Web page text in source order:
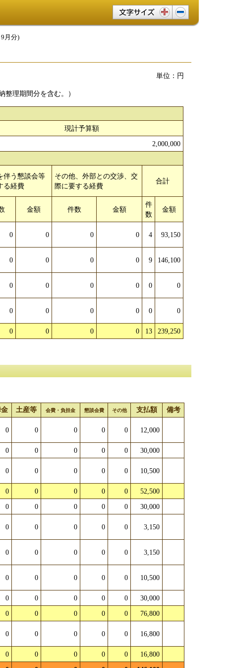
文字サイズ変更
月分)
単位：円
理期間分を含む。）
現計予算額
2,000,000
伴う懇談会等
る経費
その他、外部との交渉、交
際に要する経費
合計
金額 件数 金額
件
数
金額
0 0 0 0 4 93,150
0 0 0 0 9 146,100
0 0 0 0 0 0
0 0 0 0 0 0
0 0 0 0 13 239,250
金 土産等 会費・負担金 懇談会費 その他 支払額 備考
0 0 0 0 0 12,000
0 0 0 0 0 30,000
0 0 0 0 0 10,500
0 0 0 0 0
52,500
0 0 0 0 0 30,000
0 0 0 0 0 3,150
0 0 0 0 0 3,150
0 0 0 0 0 10,500
0 0 0 0 0
30,000
0 0 0 0 0 76,800
0 0 0 0 0 16,800
0 0 0 0 0
16,800